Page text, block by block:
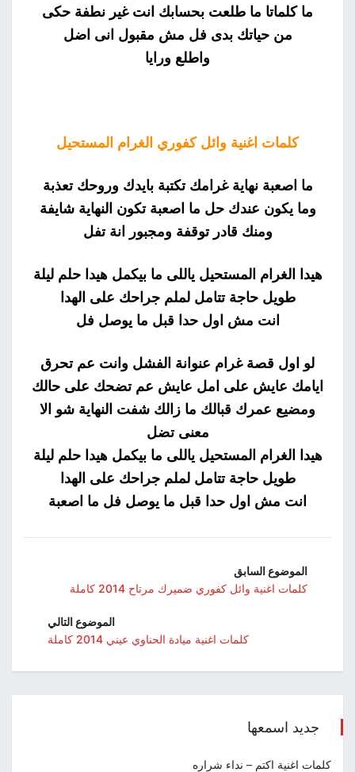
ما كلماتا ما طلعت بحسابك انت غير نطفة حكى
من حياتك بدى فل مش مقبول انى اضل
واطلع ورايا
كلمات اغنية وائل كفوري الغرام المستحيل
ما اصعبة نهاية غرامك تكتبة بايدك وروحك تعذبة
وما يكون عندك حل ما اصعبة تكون النهاية شايفة
ومنك قادر توقفة ومجبور انة تفل
هيدا الغرام المستحيل ياللى ما بيكمل هيدا حلم ليلة
طويل حاجة تتامل لملم جراحك على الهدا
انت مش اول حدا قبل ما يوصل فل
لو اول قصة غرام عنوانة الفشل وانت عم تحرق
ايامك عايش على امل عايش عم تضحك على حالك
ومضيع عمرك قبالك ما زالك شفت النهاية شو الا
معنى تضل
هيدا الغرام المستحيل ياللى ما بيكمل هيدا حلم ليلة
طويل حاجة تتامل لملم جراحك على الهدا
انت مش اول حدا قبل ما يوصل فل ما اصعبة
الموضوع السابق
كلمات اغنية وائل كفوري ضميرك مرتاح 2014 كاملة
الموضوع التالي
كلمات اغنية ميادة الحناوي عيني 2014 كاملة
جديد اسمعها
كلمات اغنية اكتم – نداء شراره